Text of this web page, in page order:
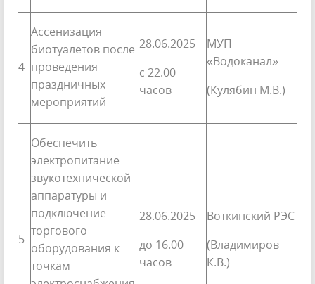
4
Ассенизация
биотуалетов после
проведения
праздничных
мероприятий
28.06.2025
с 22.00
часов
МУП
«Водоканал»
(Кулябин М.В.)
5
Обеспечить
электропитание
звукотехнической
аппаратуры и
подключение
торгового
оборудования к
точкам
28.06.2025
до 16.00
часов
Воткинский РЭС
(Владимиров
К.В.)